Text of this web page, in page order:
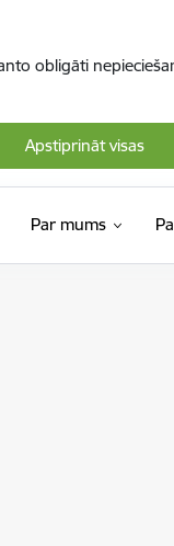
obligāti
Apstiprināt visas
Par mums